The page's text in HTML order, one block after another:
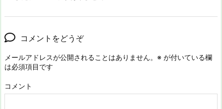
コメントをどうぞ
メールアドレスが公開されることはありません。 ※ が付いている欄
は必須項目です
コメント